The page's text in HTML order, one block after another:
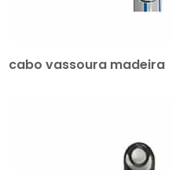
cabo vassoura madeira